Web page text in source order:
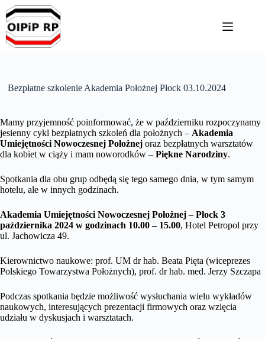
Przejdź
do
treści
Bezpłatne szkolenie Akademia Położnej Płock 03.10.2024
Mamy przyjemność poinformować, że w październiku rozpoczynamy
jesienny cykl bezpłatnych szkoleń dla położnych – Akademia
Umiejętności Nowoczesnej Położnej oraz bezpłatnych warsztatów
dla kobiet w ciąży i mam noworodków – Piękne Narodziny.
Spotkania dla obu grup odbędą się tego samego dnia, w tym samym
hotelu, ale w innych godzinach.
Akademia Umiejętności Nowoczesnej Położnej – Płock 3
października 2024 w godzinach 10.00 – 15.00, Hotel Petropol przy
ul. Jachowicza 49.
Kierownictwo naukowe: prof. UM dr hab. Beata Pięta (wiceprezes
Polskiego Towarzystwa Położnych), prof. dr hab. med. Jerzy Szczapa
Podczas spotkania będzie możliwość wysłuchania wielu wykładów
naukowych, interesujących prezentacji firmowych oraz wzięcia
udziału w dyskusjach i warsztatach.